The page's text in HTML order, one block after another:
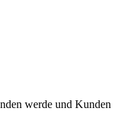
werde und Kunden